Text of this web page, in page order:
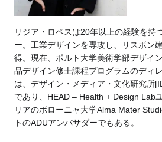
リジア・ロペスは20年以上の経験を持
ー。工業デザインを専攻し、リスボン
得。現在、ポルト大学美術学部デザイ
品デザイン修士課程プログラムのディ
は、デザイン・メディア・文化研究所
であり、HEAD – Health + Design Lab
リアのボローニャ大学Alma Mater
トのADUアンバサダーでもある。